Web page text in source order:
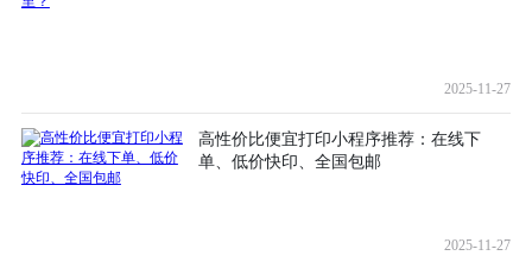
2025-11-27
高性价比便宜打印小程序推荐：在线下
单、低价快印、全国包邮
2025-11-27